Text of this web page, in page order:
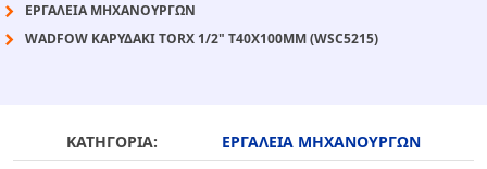
ΕΡΓΑΛΕΙΑ ΜΗΧΑΝΟΥΡΓΩΝ
WADFOW ΚΑΡΥΔΑΚΙ TORX 1/2" T40Χ100MM (WSC5215)
ΚΑΤΗΓΟΡΙΑ:
ΕΡΓΑΛΕΙΑ ΜΗΧΑΝΟΥΡΓΩΝ